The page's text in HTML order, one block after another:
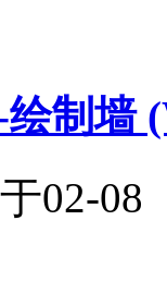
制墙
02-08